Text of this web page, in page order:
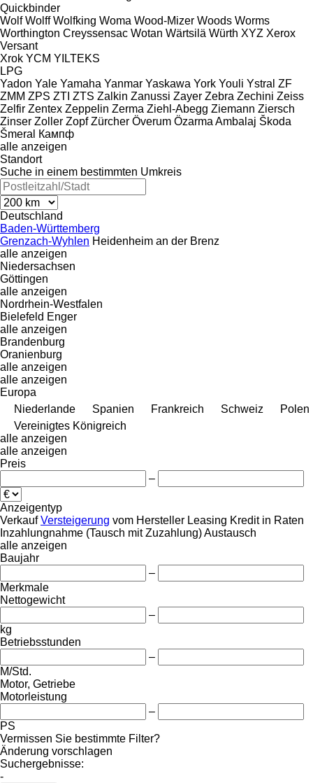
Quickbinder
Wolf Wolff Wolfking Woma Wood-Mizer Woods Worms
Worthington Creyssensac Wotan Wärtsilä Würth XYZ Xerox
Versant
Xrok YCM YILTEKS
LPG
Yadon Yale Yamaha Yanmar Yaskawa York Youli Ystral ZF
ZMM ZPS ZTI ZTS Zalkin Zanussi Zayer Zebra Zechini Zeiss
Zelfir Zentex Zeppelin Zerma Ziehl-Abegg Ziemann Ziersch
Zinser Zoller Zopf Zürcher Överum Özarma Ambalaj Škoda
Šmeral
Кампф
alle anzeigen
Standort
Suche in einem bestimmten Umkreis
Deutschland
Baden-Württemberg
Grenzach-Wyhlen Heidenheim an der Brenz
alle anzeigen
Niedersachsen
Göttingen
alle anzeigen
Nordrhein-Westfalen
Bielefeld Enger
alle anzeigen
Brandenburg
Oranienburg
alle anzeigen
alle anzeigen
Europa
Niederlande
Spanien Frankreich Schweiz
Polen
Vereinigtes Königreich
alle anzeigen
alle anzeigen
Preis
–
Anzeigentyp
Verkauf Versteigerung vom Hersteller Leasing Kredit in Raten
Inzahlungnahme (Tausch mit Zuzahlung)Austausch
alle anzeigen
Baujahr
–
Merkmale
Nettogewicht
–
kg
Betriebsstunden
–
M/Std.
Motor, Getriebe
Motorleistung
–
PS
Vermissen Sie bestimmte Filter?
Änderung vorschlagen
Suchergebnisse:
-